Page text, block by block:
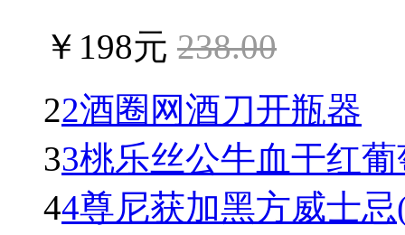
￥198元 238.00
22酒圈网酒刀开瓶器
33桃乐丝公牛血干红葡
44尊尼获加黑方威士忌